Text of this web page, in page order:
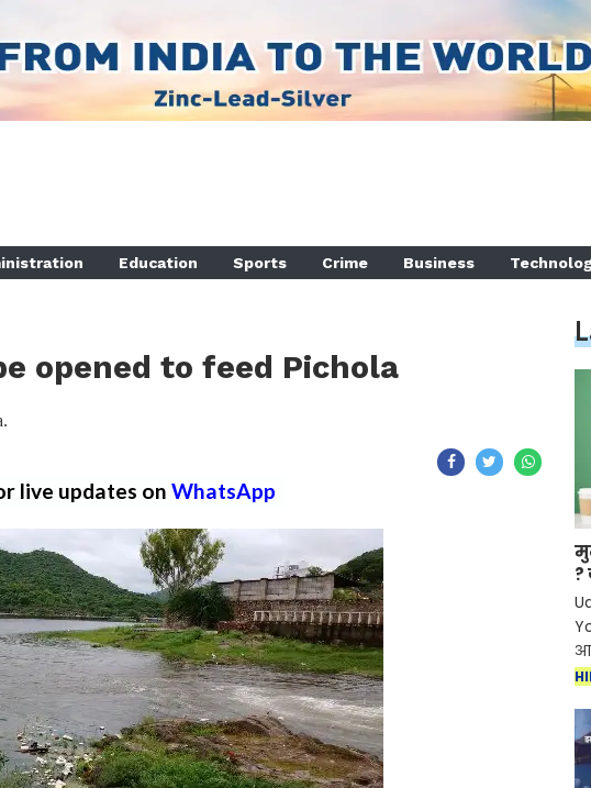
Education Sports Crime Business
opened to feed Pichola
live updates on WhatsApp